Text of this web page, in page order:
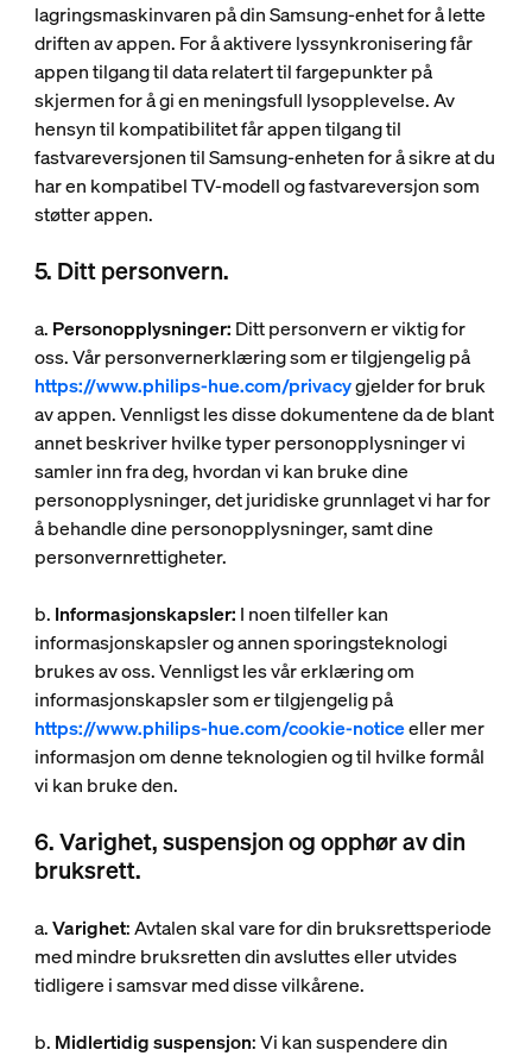
lagringsmaskinvaren på din Samsung-enhet for å lette
driften av appen. For å aktivere lyssynkronisering får
appen tilgang til data relatert til fargepunkter på
skjermen for å gi en meningsfull lysopplevelse. Av
hensyn til kompatibilitet får appen tilgang til
fastvareversjonen til Samsung-enheten for å sikre at du
har en kompatibel TV-modell og fastvareversjon som
støtter appen.
5. Ditt personvern.
a. Personopplysninger: Ditt personvern er viktig for
oss. Vår personvernerklæring som er tilgjengelig på
https://www.philips-hue.com/privacygjelder for bruk
av appen. Vennligst les disse dokumentene da de blant
annet beskriver hvilke typer personopplysninger vi
samler inn fra deg, hvordan vi kan bruke dine
personopplysninger, det juridiske grunnlaget vi har for
å behandle dine personopplysninger, samt dine
personvernrettigheter.
b. Informasjonskapsler: I noen tilfeller kan
informasjonskapsler og annen sporingsteknologi
brukes av oss. Vennligst les vår erklæring om
informasjonskapsler som er tilgjengelig på
https://www.philips-hue.com/cookie-noticeeller mer
informasjon om denne teknologien og til hvilke formål
vi kan bruke den.
6. Varighet, suspensjon og opphør av din
bruksrett.
a.Varighet: Avtalen skal vare for din bruksrettsperiode
med mindre bruksretten din avsluttes eller utvides
tidligere i samsvar med disse vilkårene.
b. Midlertidig suspensjon: Vi kan suspendere din